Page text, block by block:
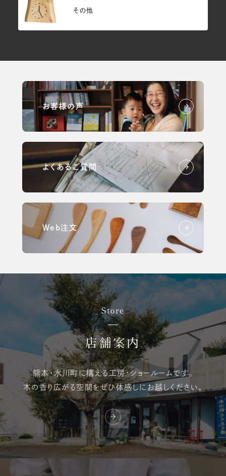
その他
お客様の声
よくあるご質問
Web注文
Store
店舗案内
熊本・氷川町に構える工房・ショールームです。
木の香り広がる空間をぜひ体感しにお越しください。